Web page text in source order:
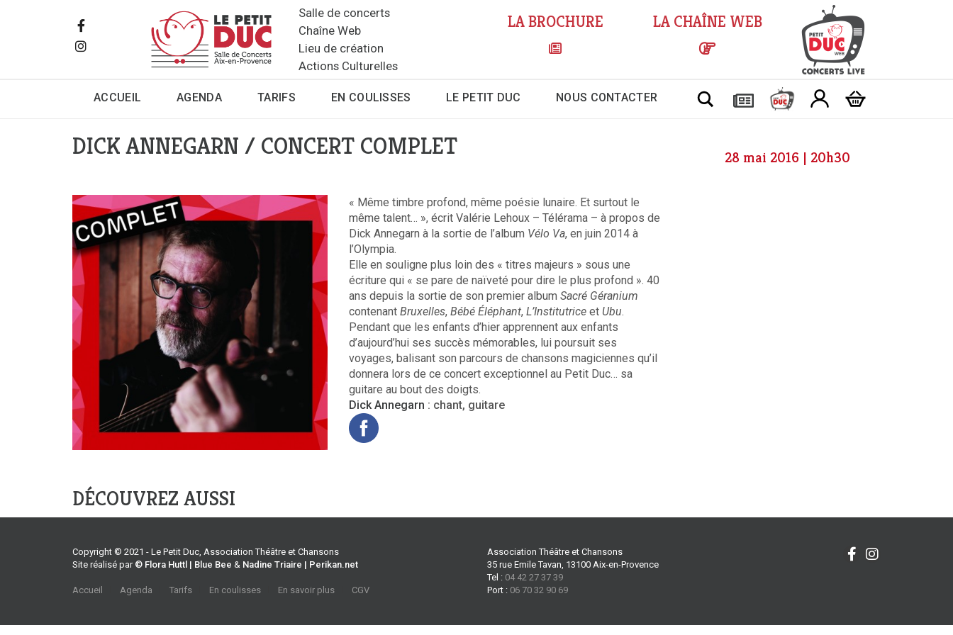
Salle de concerts
Chaîne Web
Lieu de création
Actions Culturelles
LA BROCHURE LA CHAÎNE WEB
ACCUEIL AGENDA TARIFS EN COULISSES LE PETIT DUC NOUS CONTACTER Chercher
DICK ANNEGARN / CONCERT COMPLET 28 mai 2016 | 20h30
« Même timbre profond, même poésie lunaire. Et surtout le
même talent… », écrit Valérie Lehoux – Télérama – à propos de
Dick Annegarn à la sortie de l’album Vélo Va, en juin 2014 à
l’Olympia.
Elle en souligne plus loin des « titres majeurs » sous une
écriture qui « se pare de naïveté pour dire le plus profond ». 40
ans depuis la sortie de son premier album Sacré Géranium
contenant Bruxelles, Bébé Éléphant, L’Institutrice et Ubu.
Pendant que les enfants d’hier apprennent aux enfants
d’aujourd’hui ses succès mémorables, lui poursuit ses
voyages, balisant son parcours de chansons magiciennes qu’il
donnera lors de ce concert exceptionnel au Petit Duc… sa
guitare au bout des doigts.
Dick Annegarn : chant, guitare
DÉCOUVREZ AUSSI
Copyright © 2021 - Le Petit Duc, Association Théâtre et Chansons
Site réalisé par © Flora Huttl | Blue Bee & Nadine Triaire | Perikan.net
Accueil Agenda Tarifs En coulisses En savoir plus CGV
Association Théâtre et Chansons
35 rue Emile Tavan, 13100 Aix-en-Provence
Tel : 04 42 27 37 39
Port : 06 70 32 90 69